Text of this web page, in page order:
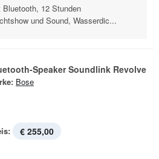
12 Stunden
und Sound, Wasserdic...
Speaker Soundlink Revolve
Bose
€ 255,00